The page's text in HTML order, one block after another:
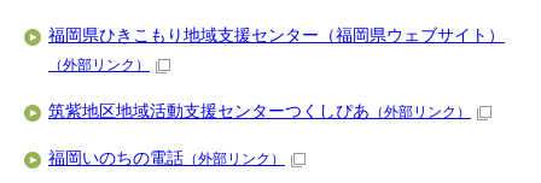
福岡県ひきこもり地域支援センター（福岡県ウェブサイト）
（外部リンク）
筑紫地区地域活動支援センターつくしぴあ （外部リンク）
福岡いのちの電話 （外部リンク）